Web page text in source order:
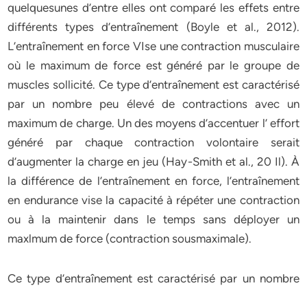
quelquesunes d’entre elles ont comparé les effets entre
différents types d’entraînement (Boyle et al., 2012).
L’entraînement en force VIse une contraction musculaire
où le maximum de force est généré par le groupe de
muscles sollicité. Ce type d’entraînement est caractérisé
par un nombre peu élevé de contractions avec un
maximum de charge. Un des moyens d’accentuer l’ effort
généré par chaque contraction volontaire serait
d’augmenter la charge en jeu (Hay-Smith et al., 20 Il). À
la différence de l’entraînement en force, l’entraînement
en endurance vise la capacité à répéter une contraction
ou à la maintenir dans le temps sans déployer un
maxlmum de force (contraction sousmaximale).
Ce type d’entraînement est caractérisé par un nombre